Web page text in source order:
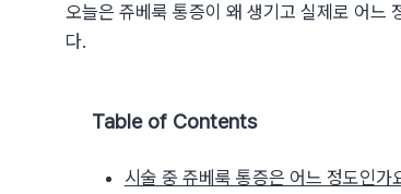
오늘은 쥬베룩 통증이 왜 생기고 실제로 어느
다.
Table of Contents
시술 중 쥬베룩 통증은 어느 정도인가